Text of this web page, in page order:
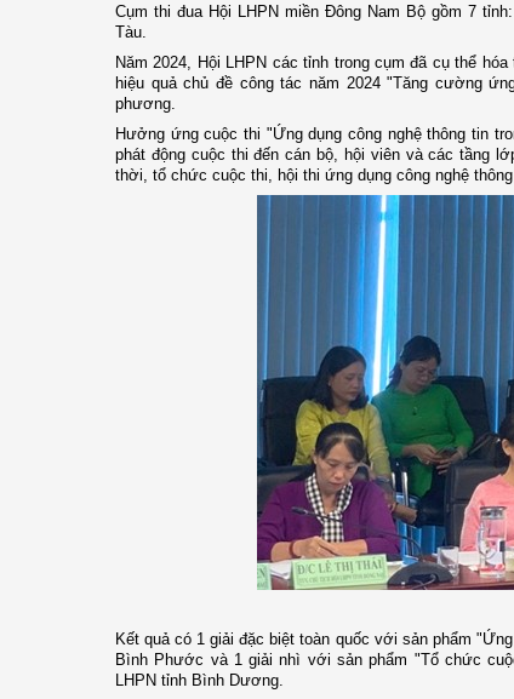
Cụm thi đua Hội LHPN miền Đông Nam Bộ gồm 7
Tàu.
Năm 2024, Hội LHPN các tỉnh trong cụm đã cụ thể
hiệu quả chủ đề công tác năm 2024 "Tăng cường
phương.
Hưởng ứng cuộc thi "Ứng dụng công nghệ thông tin
phát động cuộc thi đến cán bộ, hội viên và các tầng
thời, tổ chức cuộc thi, hội thi ứng dụng công nghệ
Kết quả có 1 giải đặc biệt toàn quốc với sản phẩm
Bình Phước và 1 giải nhì với sản phẩm "Tổ chức
LHPN tỉnh Bình Dương.